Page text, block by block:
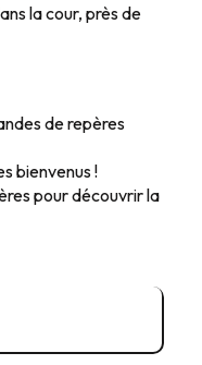
la cour, près de
de repères
bienvenus !
pour découvrir la